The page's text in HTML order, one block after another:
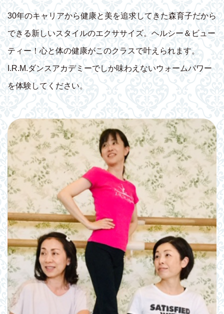
30年のキャリアから健康と美を追求してきた森育子だから
できる新しいスタイルのエクササイズ。ヘルシー＆ビュー
ティー！心と体の健康がこのクラスで叶えられます。
I.R.M.ダンスアカデミーでしか味わえないウォームパワー
を体験してください。